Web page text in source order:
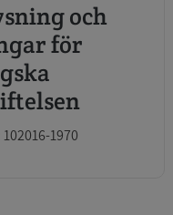
för
1970